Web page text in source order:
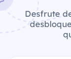
Desfrute